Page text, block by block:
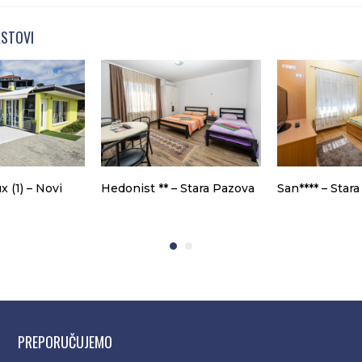
(1) – Novi
Hedonist ** – Stara Pazova San**** –
PREPORUČUJEMO